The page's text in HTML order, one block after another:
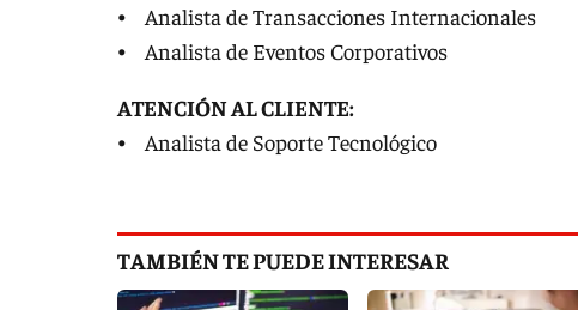
⦁ Analista de Transacciones Internacionales
⦁ Analista de Eventos Corporativos
ATENCIÓN AL CLIENTE:
⦁ Analista de Soporte Tecnológico
TAMBIÉN TE PUEDE INTERESAR